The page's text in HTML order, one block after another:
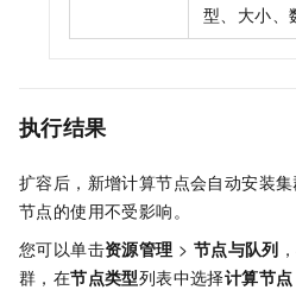
型、大小、
执行结果
扩容后，新增计算节点会自动安装
节点的使用不受影响。
您可以单击资源管理 > 节点与队列
群，在节点类型列表中选择计算节点